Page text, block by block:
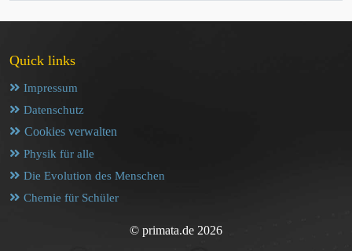
Quick links
Impressum
Datenschutz
Cookies verwalten
Physik für alle
Die Evolution des Menschen
Chemie für Schüler
© primata.de 2026